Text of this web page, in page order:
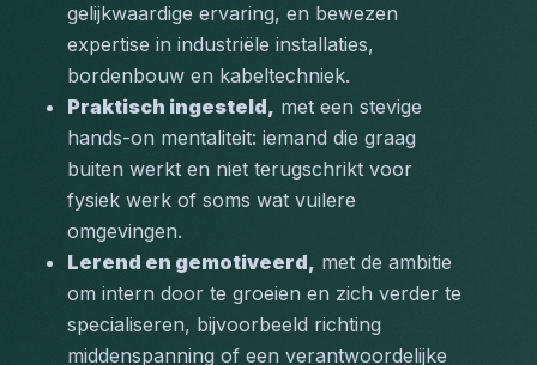
gelijkwaardige ervaring, en bewezen
expertise in industriële installaties,
bordenbouw en kabeltechniek.
Praktisch ingesteld, met een stevige
hands-on mentaliteit: iemand die graag
buiten werkt en niet terugschrikt voor
fysiek werk of soms wat vuilere
omgevingen.
Lerend en gemotiveerd, met de ambitie
om intern door te groeien en zich verder te
specialiseren, bijvoorbeeld richting
middenspanning of een verantwoordelijke